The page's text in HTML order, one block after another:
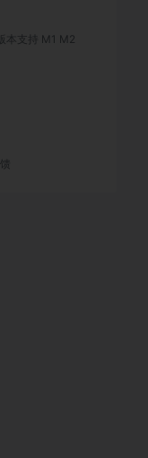
本支持 M1 M2